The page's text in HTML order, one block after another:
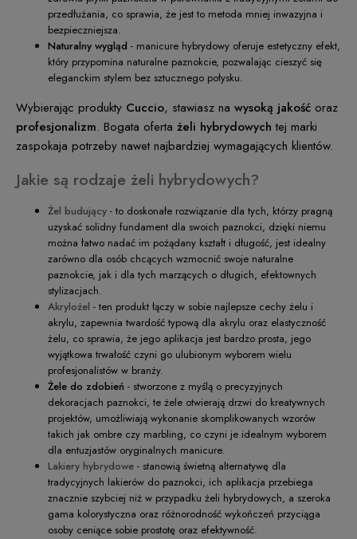
przedłużania, co sprawia, że jest to metoda mniej inwazyjna i
bezpieczniejsza.
Naturalny wygląd - manicure hybrydowy oferuje estetyczny efekt,
który przypomina naturalne paznokcie, pozwalając cieszyć się
eleganckim stylem bez sztucznego połysku.
Wybierając produkty Cuccio, stawiasz na wysoką jakość oraz
profesjonalizm. Bogata oferta żeli hybrydowych tej marki
zaspokaja potrzeby nawet najbardziej wymagających klientów.
Jakie są rodzaje żeli hybrydowych?
Żel budujący - to doskonałe rozwiązanie dla tych, którzy pragną
uzyskać solidny fundament dla swoich paznokci, dzięki niemu
można łatwo nadać im pożądany kształt i długość, jest idealny
zarówno dla osób chcących wzmocnić swoje naturalne
paznokcie, jak i dla tych marzących o długich, efektownych
stylizacjach.
Akrylożel - ten produkt łączy w sobie najlepsze cechy żelu i
akrylu, zapewnia twardość typową dla akrylu oraz elastyczność
żelu, co sprawia, że jego aplikacja jest bardzo prosta, jego
wyjątkowa trwałość czyni go ulubionym wyborem wielu
profesjonalistów w branży.
Żele do zdobień - stworzone z myślą o precyzyjnych
dekoracjach paznokci, te żele otwierają drzwi do kreatywnych
projektów, umożliwiają wykonanie skomplikowanych wzorów
takich jak ombre czy marbling, co czyni je idealnym wyborem
dla entuzjastów oryginalnych manicure.
Lakiery hybrydowe - stanowią świetną alternatywę dla
tradycyjnych lakierów do paznokci, ich aplikacja przebiega
znacznie szybciej niż w przypadku żeli hybrydowych, a szeroka
gama kolorystyczna oraz różnorodność wykończeń przyciąga
osoby ceniące sobie prostotę oraz efektywność.